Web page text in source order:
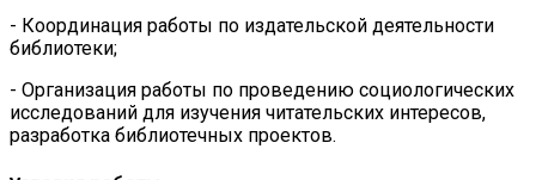
- Координация работы по издательской деятельности
библиотеки;
- Организация работы по проведению социологических
исследований для изучения читательских интересов,
разработка библиотечных проектов.